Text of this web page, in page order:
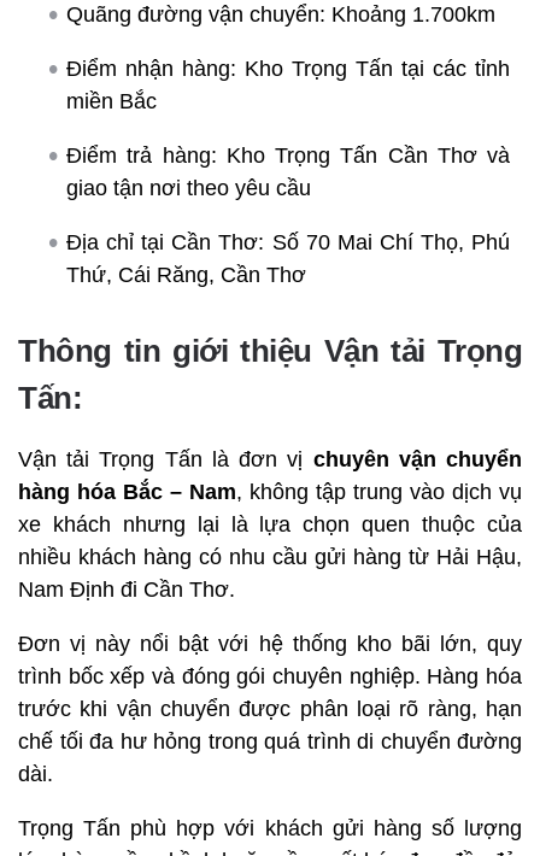
Quãng đường vận chuyển: Khoảng 1.700km
Điểm nhận hàng: Kho Trọng Tấn tại các tỉnh
miền Bắc
Điểm trả hàng: Kho Trọng Tấn Cần Thơ và
giao tận nơi theo yêu cầu
Địa chỉ tại Cần Thơ: Số 70 Mai Chí Thọ, Phú
Thứ, Cái Răng, Cần Thơ
Thông tin giới thiệu Vận tải Trọng
Tấn:
Vận tải Trọng Tấn là đơn vị chuyên vận chuyển
hàng hóa Bắc – Nam, không tập trung vào dịch vụ
xe khách nhưng lại là lựa chọn quen thuộc của
nhiều khách hàng có nhu cầu gửi hàng từ Hải Hậu,
Nam Định đi Cần Thơ.
Đơn vị này nổi bật với hệ thống kho bãi lớn, quy
trình bốc xếp và đóng gói chuyên nghiệp. Hàng hóa
trước khi vận chuyển được phân loại rõ ràng, hạn
chế tối đa hư hỏng trong quá trình di chuyển đường
dài.
Trọng Tấn phù hợp với khách gửi hàng số lượng